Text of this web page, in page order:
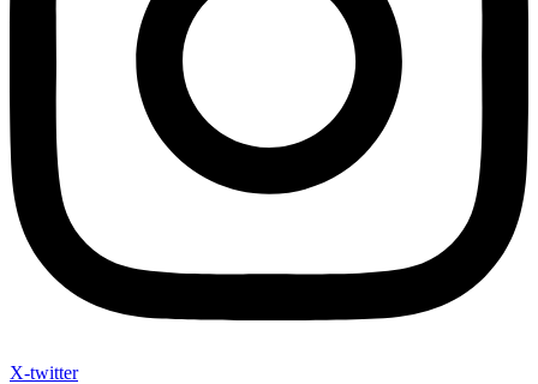
X-twitter